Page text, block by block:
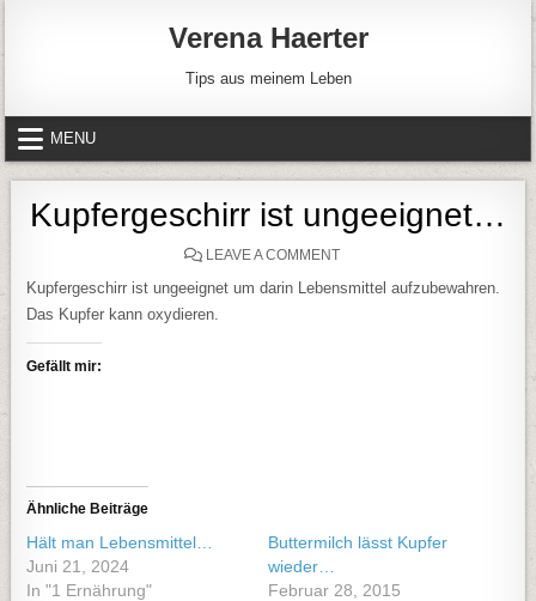
Verena Haerter
Tips aus meinem Leben
MENU
Kupfergeschirr ist ungeeignet…
LEAVE A COMMENTON KUPFERGESCHIRR IST
Kupfergeschirr ist ungeeignet um darin Lebensmittel aufzubewahren.
Das Kupfer kann oxydieren.
Gefällt mir:
Ähnliche Beiträge
Hält man Lebensmittel…
Juni 21, 2024
In "1 Ernährung"
Buttermilch lässt Kupfer
wieder…
Februar 28, 2015